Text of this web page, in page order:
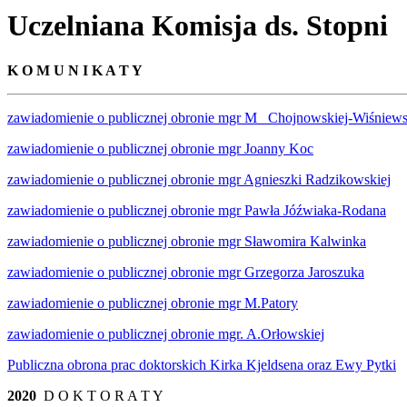
Uczelniana Komisja ds. Stopni
K O M U N I K A T Y
zawiadomienie o publicznej obronie mgr M_ Chojnowskiej-
zawiadomienie o publicznej obronie mgr Joanny Koc
zawiadomienie o publicznej obronie mgr Agnieszki Radzikowskiej
zawiadomienie o publicznej obronie mgr Pawła Jóźwiaka-Rodana
zawiadomienie o publicznej obronie mgr Sławomira Kalwinka
zawiadomienie o publicznej obronie mgr Grzegorza Jaroszuka
zawiadomienie o publicznej obronie mgr M.Patory
zawiadomienie o publicznej obronie mgr. A.Orłowskiej
Publiczna obrona prac doktorskich Kirka Kjeldsena oraz Ewy Pytki
2020 D O K T O R A T Y